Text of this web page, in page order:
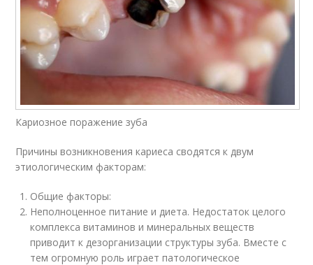
Кариозное поражение зуба
Причины возникновения кариеса сводятся к двум
этиологическим факторам:
Общие факторы:
Неполноценное питание и диета. Недостаток целого
комплекса витаминов и минеральных веществ
приводит к дезорганизации структуры зуба. Вместе с
тем огромную роль играет патологическое